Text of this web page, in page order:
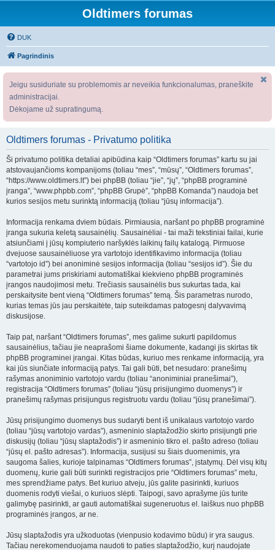
Oldtimers forumas
DUK
Pagrindinis
Jeigu susiduriate su problemomis ar neveikia funkcionalumas, praneškite
administracijai.
Dėkojame už supratingumą.
Oldtimers forumas - Privatumo politika
Ši privatumo politika detaliai apibūdina kaip “Oldtimers forumas” kartu su jai
atstovaujančioms kompanijoms (toliau “mes”, “mūsų”, “Oldtimers forumas”,
“https://www.oldtimers.lt”) bei phpBB (toliau “jie”, “jų”, “phpBB programinė
įranga”, “www.phpbb.com”, “phpBB Grupė”, “phpBB Komanda”) naudoja bet
kurios sesijos metu surinktą informaciją (toliau “jūsų informacija”).
Informacija renkama dviem būdais. Pirmiausia, naršant po phpBB programinė
įranga sukuria keletą sausainėlių. Sausainėliai - tai maži tekstiniai failai, kurie
atsiunčiami į jūsų kompiuterio naršyklės laikinų failų katalogą. Pirmuose
dvejuose sausainėliuose yra vartotojo identifikavimo informacija (toliau
“vartotojo id”) bei anoniminė sesijos informacija (toliau “sesijos id”). Šie du
parametrai jums priskiriami automatiškai kiekvieno phpBB programinės
įrangos naudojimosi metu. Trečiasis sausainėlis bus sukurtas tada, kai
perskaitysite bent vieną “Oldtimers forumas” temą. Šis parametras nurodo,
kurias temas jūs jau perskaitėte, taip suteikdamas patogesnį dalyvavimą
diskusijose.
Taip pat, naršant “Oldtimers forumas”, mes galime sukurti papildomus
sausainėlius, tačiau jie neaprašomi šiame dokumente, kadangi jis skirtas tik
phpBB programinei įrangai. Kitas būdas, kuriuo mes renkame informaciją, yra
kai jūs siunčiate informaciją patys. Tai gali būti, bet nesudaro: pranešimų
rašymas anoniminio vartotojo vardu (toliau “anoniminiai pranešimai”),
registracija “Oldtimers forumas” (toliau “jūsų prisijungimo duomenys”) ir
pranešimų rašymas prisijungus registruotu vardu (toliau “jūsų pranešimai”).
Jūsų prisijungimo duomenys bus sudaryti bent iš unikalaus vartotojo vardo
(toliau “jūsų vartotojo vardas”), asmeninio slaptažodžio skirto prisijungti prie
diskusijų (toliau “jūsų slaptažodis”) ir asmeninio tikro el. pašto adreso (toliau
“jūsų el. pašto adresas”). Informacija, susijusi su šiais duomenimis, yra
saugoma šalies, kurioje talpinamas “Oldtimers forumas”, įstatymų. Dėl visų kitų
duomenų, kurie gali būti surinkti registracijos prie “Oldtimers forumas” metu,
mes sprendžiame patys. Bet kuriuo atveju, jūs galite pasirinkti, kuriuos
duomenis rodyti viešai, o kuriuos slėpti. Taipogi, savo aprašyme jūs turite
galimybę pasirinkti, ar gauti automatiškai sugeneruotus el. laiškus nuo phpBB
programinės įrangos, ar ne.
Jūsų slaptažodis yra užkoduotas (vienpusio kodavimo būdu) ir yra saugus.
Tačiau nerekomenduojama naudoti to paties slaptažodžio, kurį naudojate